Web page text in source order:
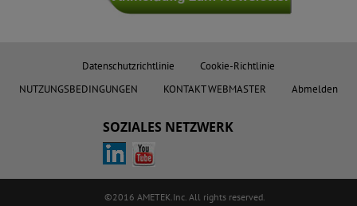
Datenschutzrichtlinie
Cookie-Richtlinie
NUTZUNGSBEDINGUNGEN
KONTAKT WEBMASTER Abmelden
SOZIALES NETZWERK
©2016 AMETEK.Inc. All rights reserved.